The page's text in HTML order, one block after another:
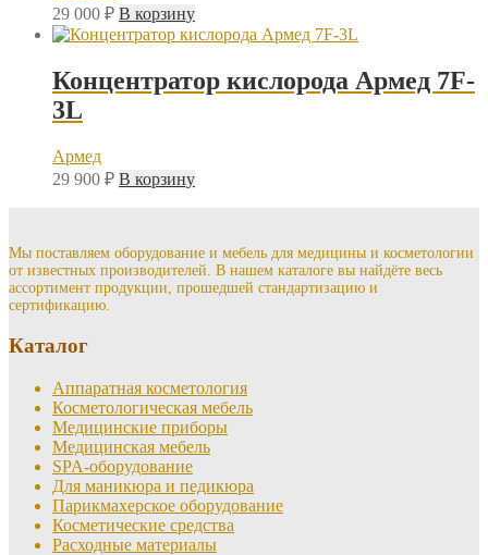
29 000 ₽ В корзину
Концентратор кислорода Армед 7F-
3L
Армед
29 900 ₽ В корзину
Мы поставляем оборудование и мебель для медицины и косметологии
от известных производителей. В нашем каталоге вы найдёте весь
ассортимент продукции, прошедшей стандартизацию и
сертификацию.
Каталог
Аппаратная косметология
Косметологическая мебель
Медицинские приборы
Медицинская мебель
SPA-оборудование
Для маникюра и педикюра
Парикмахерское оборудование
Косметические средства
Расходные материалы